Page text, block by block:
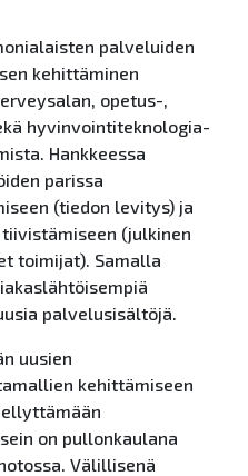
palveluiden
kehittäminen
opetus-,
hyvinvointiteknologia-
Hankkeessa
parissa
(tiedon levitys) ja
(julkinen
toimijat). Samalla
palvelusisältöjä.
uusien
kehittämiseen
on pullonkaulana
Välillisenä